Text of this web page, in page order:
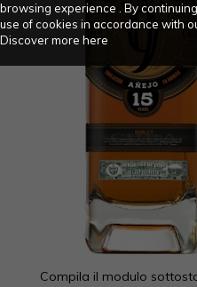
browsing experience . By
use of cookies in accordance with
Discover more here
Compila il modulo